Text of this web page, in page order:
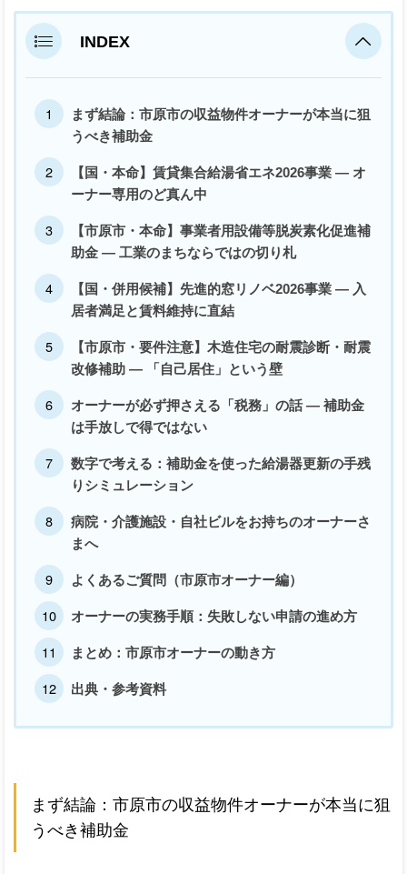
INDEX
まず結論：市原市の収益物件オーナーが本当に狙
うべき補助金
【国・本命】賃貸集合給湯省エネ2026事業 — オ
ーナー専用のど真ん中
【市原市・本命】事業者用設備等脱炭素化促進補
助金 — 工業のまちならではの切り札
【国・併用候補】先進的窓リノベ2026事業 — 入
居者満足と賃料維持に直結
【市原市・要件注意】木造住宅の耐震診断・耐震
改修補助 — 「自己居住」という壁
オーナーが必ず押さえる「税務」の話 — 補助金
は手放しで得ではない
数字で考える：補助金を使った給湯器更新の手残
りシミュレーション
病院・介護施設・自社ビルをお持ちのオーナーさ
まへ
よくあるご質問（市原市オーナー編）
オーナーの実務手順：失敗しない申請の進め方
まとめ：市原市オーナーの動き方
出典・参考資料
まず結論：市原市の収益物件オーナーが本当に狙
うべき補助金